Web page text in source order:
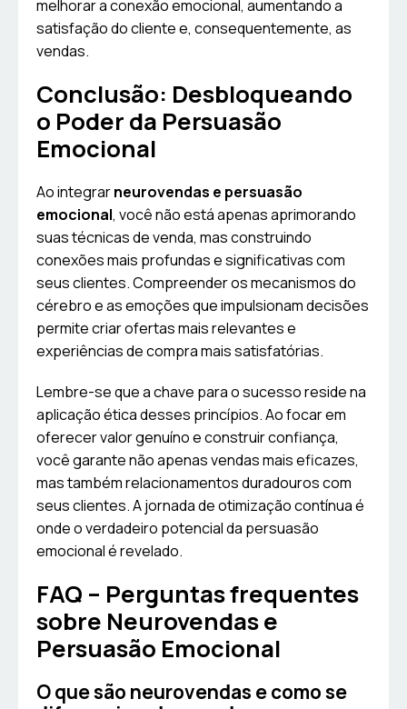
melhorar a conexão emocional, aumentando a
satisfação do cliente e, consequentemente, as
vendas.
Conclusão: Desbloqueando
o Poder da Persuasão
Emocional
Ao integrarneurovendas e persuasão
emocional, você não está apenas aprimorando
suas técnicas de venda, mas construindo
conexões mais profundas e significativas com
seus clientes. Compreender os mecanismos do
cérebro e as emoções que impulsionam decisões
permite criar ofertas mais relevantes e
experiências de compra mais satisfatórias.
Lembre-se que a chave para o sucesso reside na
aplicação ética desses princípios. Ao focar em
oferecer valor genuíno e construir confiança,
você garante não apenas vendas mais eficazes,
mas também relacionamentos duradouros com
seus clientes. A jornada de otimização contínua é
onde o verdadeiro potencial da persuasão
emocional é revelado.
FAQ – Perguntas frequentes
sobre Neurovendas e
Persuasão Emocional
O que são neurovendas e como se